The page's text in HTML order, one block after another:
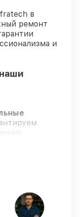
в
ремонт
и
вовремя
Infratech